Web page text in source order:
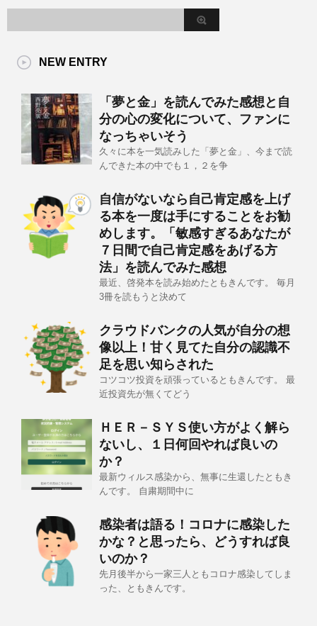
NEW ENTRY
「夢と金」を読んでみた感想と自
分の心の変化について、ファンに
なっちゃいそう
久々に本を一気読みした「夢と金」、今まで読
んできた本の中でも１，２を争
自信がないなら自己肯定感を上げ
る本を一度は手にすることをお勧
めします。「敏感すぎるあなたが
７日間で自己肯定感をあげる方
法」を読んでみた感想
最近、啓発本を読み始めたともきんです。 毎月
3冊を読もうと決めて
クラウドバンクの人気が自分の想
像以上！甘く見てた自分の認識不
足を思い知らされた
コツコツ投資を頑張っているともきんです。 最
近投資先が無くてどう
ＨＥＲ－ＳＹＳ使い方がよく解ら
ないし、１日何回やれば良いの
か？
最新ウィルス感染から、無事に生還したともき
んです。 自粛期間中に
感染者は語る！コロナに感染した
かな？と思ったら、どうすれば良
いのか？
先月後半から一家三人ともコロナ感染してしま
った、ともきんです。